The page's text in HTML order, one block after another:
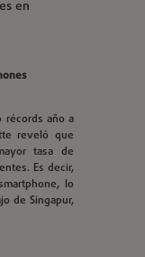
en
récords año a
reveló que
tasa de
Es decir,
lo
de Singapur,